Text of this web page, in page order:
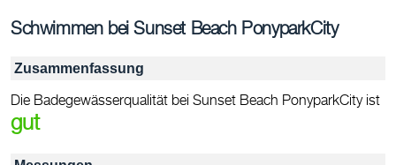
Schwimmen bei Sunset Beach PonyparkCity
Zusammenfassung
Die Badegewässerqualität bei Sunset Beach PonyparkCity ist
gut